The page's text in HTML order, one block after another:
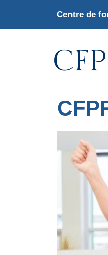
contenu
Centre de